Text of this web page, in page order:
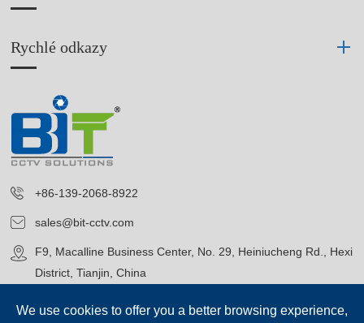
Rychlé odkazy
+86-139-2068-8922
sales@bit-cctv.com
F9, Macalline Business Center, No. 29, Heiniucheng Rd., Hexi
District, Tianjin, China
We use cookies to offer you a better browsing experience,